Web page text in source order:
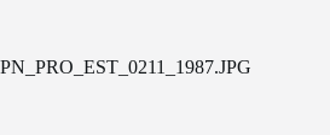
PN_PRO_EST_0211_1987.JPG